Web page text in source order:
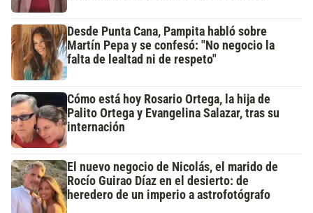
Desde Punta Cana, Pampita habló sobre
Martín Pepa y se confesó: "No negocio la
falta de lealtad ni de respeto"
Cómo está hoy Rosario Ortega, la hija de
Palito Ortega y Evangelina Salazar, tras su
internación
El nuevo negocio de Nicolás, el marido de
Rocío Guirao Díaz en el desierto: de
heredero de un imperio a astrofotógrafo